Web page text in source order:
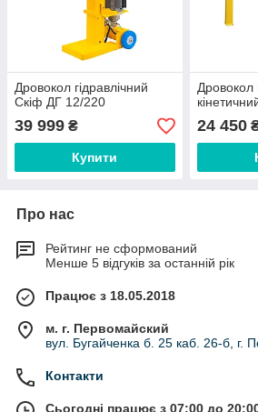
Дровокол гідравлічний
Скіф ДГ 12/220
39 999 ₴
Купити
Дровокол
24 450
Про нас
Рейтинг не сформований
Менше 5 відгуків за останній рік
Працює з 18.05.2018
м. г. Первомайский
вул. Бугайченка б. 25 каб. 26-б, г.
Контакти
Сьогодні працює з 07:00 до